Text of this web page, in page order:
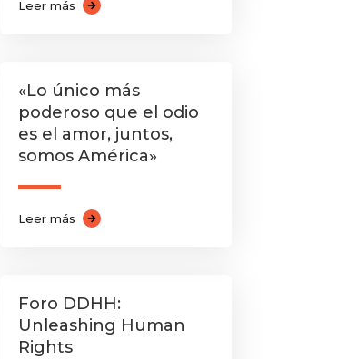
Leer más
«Lo único más
poderoso que el odio
es el amor, juntos,
somos América»
Leer más
Foro DDHH:
Unleashing Human
Rights